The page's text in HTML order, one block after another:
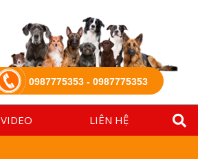
0987775353 - 0987775353
VIDEO LIÊN HỆ